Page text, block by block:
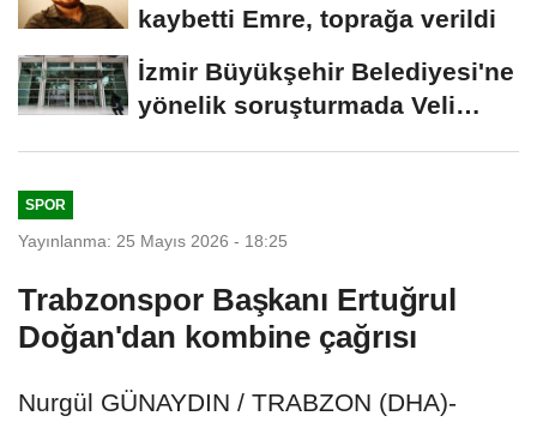
kaybetti Emre, toprağa verildi
İzmir Büyükşehir Belediyesi'ne
yönelik soruşturmada Veli
SPOR
Yayınlanma: 25 Mayıs 2026 - 18:25
Trabzonspor Başkanı Ertuğrul
Doğan'dan kombine çağrısı
Nurgül GÜNAYDIN / TRABZON (DHA)-